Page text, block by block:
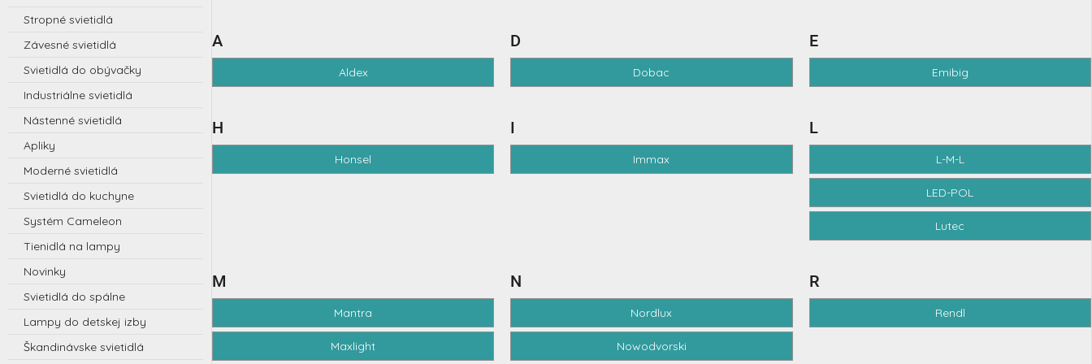
Stropné svietidlá
Závesné svietidlá
Svietidlá do obývačky
Industriálne svietidlá
Nástenné svietidlá
Apliky
Moderné svietidlá
Svietidlá do kuchyne
Systém Cameleon
Tienidlá na lampy
Novinky
Svietidlá do spálne
Lampy do detskej izby
Škandinávske svietidlá
A
Aldex
D
Dobac
E
Emibig
H
Honsel
I
Immax
L
L-M-L
LED-POL
Lutec
M
Mantra
Maxlight
N
Nordlux
Nowodvorski
R
Rendl